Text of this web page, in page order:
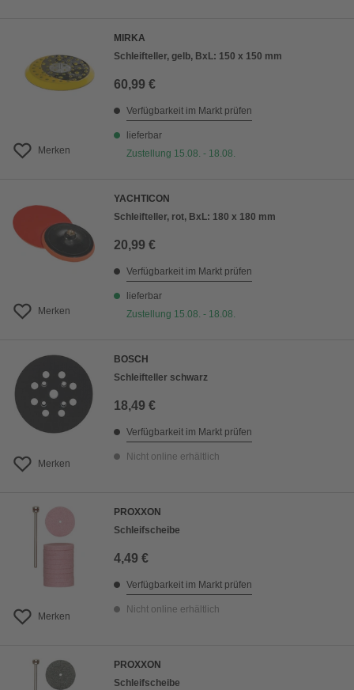
Merken
MIRKA
Schleifteller, gelb, BxL: 150 x 150 mm
60,99 €
Verfügbarkeit im Markt prüfen
lieferbar
Zustellung 15.08. - 18.08.
Merken
YACHTICON
Schleifteller, rot, BxL: 180 x 180 mm
20,99 €
Verfügbarkeit im Markt prüfen
lieferbar
Zustellung 15.08. - 18.08.
Merken
BOSCH
Schleifteller schwarz
18,49 €
Verfügbarkeit im Markt prüfen
Nicht online erhältlich
Merken
PROXXON
Schleifscheibe
4,49 €
Verfügbarkeit im Markt prüfen
Nicht online erhältlich
PROXXON
Schleifscheibe